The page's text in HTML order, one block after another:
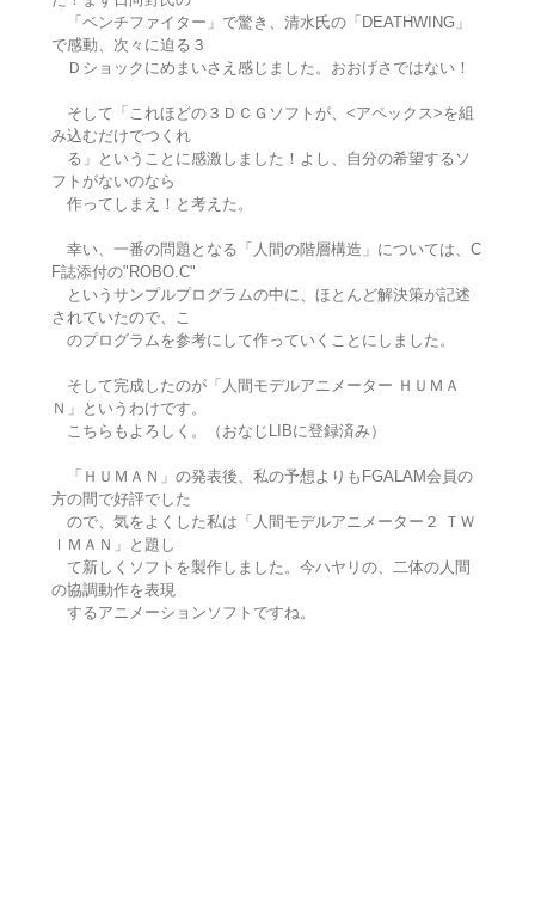
「ベンチファイター」で驚き、清水氏の「DEATHWING」
で感動、次々に迫る３
Ｄショックにめまいさえ感じました。おおげさではない！
そして「これほどの３ＤＣＧソフトが、<アペックス>を組
み込むだけでつくれ
る」ということに感激しました！よし、自分の希望するソ
フトがないのなら
作ってしまえ！と考えた。
幸い、一番の問題となる「人間の階層構造」については、C
F誌添付の"ROBO.C"
というサンプルプログラムの中に、ほとんど解決策が記述
されていたので、こ
のプログラムを参考にして作っていくことにしました。
そして完成したのが「人間モデルアニメーター ＨＵＭＡ
Ｎ」というわけです。
こちらもよろしく。（おなじLIBに登録済み）
「ＨＵＭＡＮ」の発表後、私の予想よりもFGALAM会員の
方の間で好評でした
ので、気をよくした私は「人間モデルアニメーター２ ＴＷ
ＩＭＡＮ」と題し
て新しくソフトを製作しました。今ハヤリの、二体の人間
の協調動作を表現
するアニメーションソフトですね。